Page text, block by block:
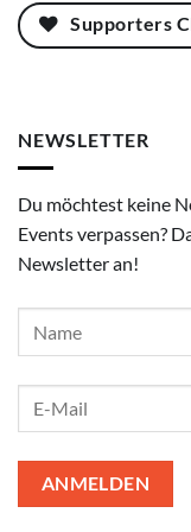
Supporters
NEWSLETTER
Du möchtest keine
Events verpassen?
Newsletter an!